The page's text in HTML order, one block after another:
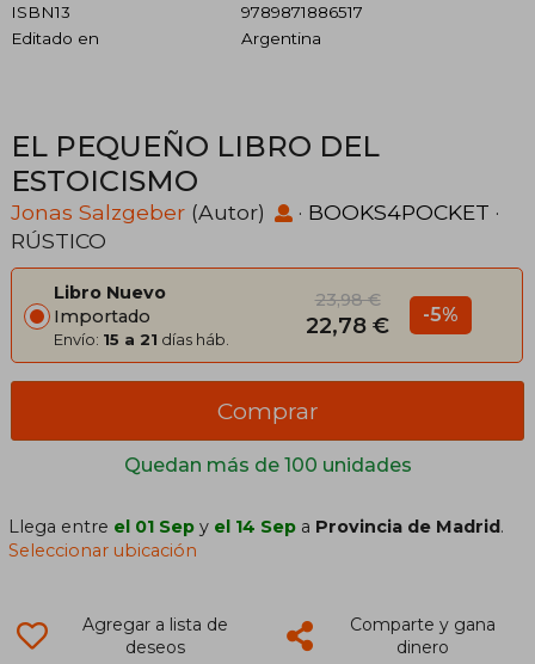
ISBN13
9789871886517
Editado en
Argentina
EL PEQUEÑO LIBRO DEL
ESTOICISMO
Jonas Salzgeber (Autor) · BOOKS4POCKET ·
RÚSTICO
Libro Nuevo
Importado
Envío: 15 a 21 días háb.
23,98 €
22,78 € -5%
Quedan más de 100 unidades
Comprar
Llega entre el 01 Sep y el 14 Sep a Provincia de Madrid.
Seleccionar ubicación
Agregar a lista de
deseos
Comparte y gana
dinero